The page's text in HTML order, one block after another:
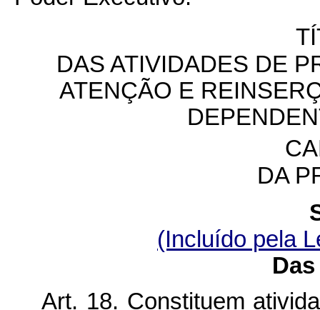
DAS ATIVIDADES DE
ATENÇÃO E
DA
(Incluído pela
Art. 18. Constituem